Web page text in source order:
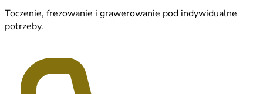
Toczenie, frezowanie i grawerowanie pod indywidualne
potrzeby.